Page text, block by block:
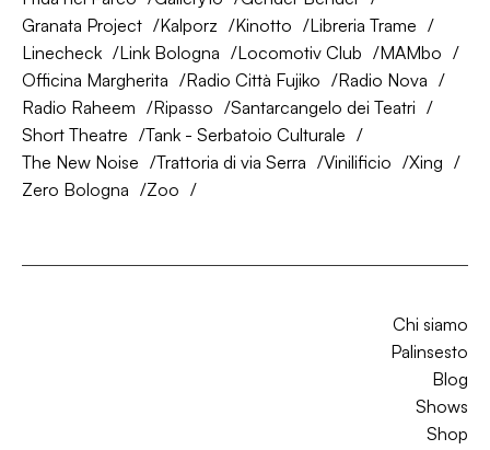
Granata Project
Kalporz Kinotto
Libreria Trame
Linecheck
Link Bologna Locomotiv Club
MAMbo
Officina Margherita
Radio Città Fujiko
Radio Nova
Radio Raheem
Ripasso
Santarcangelo dei Teatri
Short Theatre
Tank - Serbatoio Culturale
The New Noise
Trattoria di via Serra Vinilificio
Xing
Zero Bologna
Zoo
Chi siamo
Palinsesto
Blog
Shows
Shop